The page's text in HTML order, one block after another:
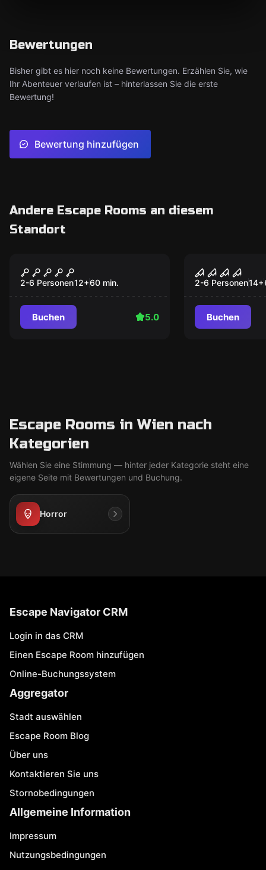
Bewertungen
Bisher gibt es hier noch keine Bewertungen. Erzählen Sie, wie
Ihr Abenteuer verlaufen ist – hinterlassen Sie die erste
Bewertung!
Bewertung hinzufügen
Andere Escape Rooms an diesem
Standort
Populär
Orient Express
2-6 Personen12+60 min.
Buchen 5.0
Populär
Toymaker
2-6 Personen14+
Buchen
Escape Rooms in Wien nach
Kategorien
Wählen Sie eine Stimmung — hinter jeder Kategorie steht eine
eigene Seite mit Bewertungen und Buchung.
Horror
Escape Navigator CRM
Login in das CRM
Einen Escape Room hinzufügen
Online-Buchungssystem
Aggregator
Stadt auswählen
Escape Room Blog
Über uns
Kontaktieren Sie uns
Stornobedingungen
Allgemeine Information
Impressum
Nutzungsbedingungen